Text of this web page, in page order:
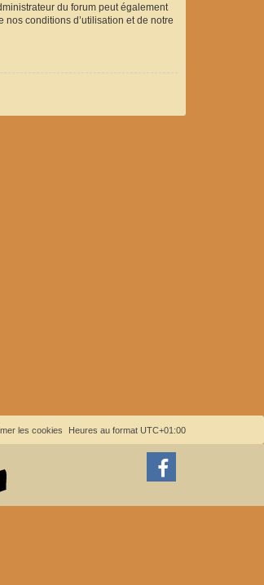
du forum peut également
conditions d’utilisation et de notre
Heures au format UTC+01:00
les cookies